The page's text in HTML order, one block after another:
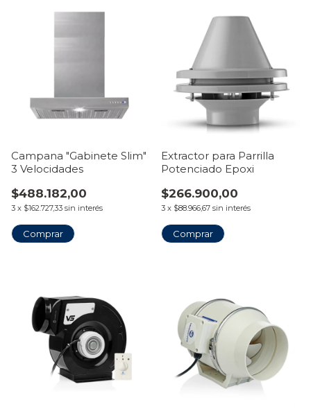
Campana "Gabinete Slim"
3 Velocidades
$488.182,00
3 x $162.727,33 sin interés
Comprar
Extractor para Parrilla
Potenciado Epoxi
$266.900,00
3 x $88.966,67 sin interés
Comprar